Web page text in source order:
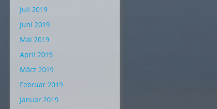
Juli 2019
Juni 2019
Mai 2019
April 2019
März 2019
Februar 2019
Januar 2019